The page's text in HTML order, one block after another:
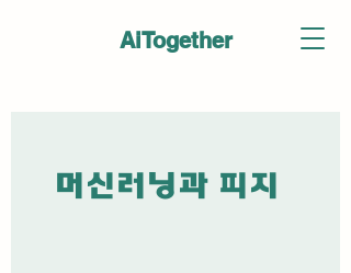
AiTogether
머신러닝과 피지